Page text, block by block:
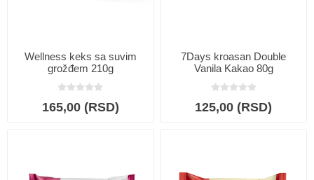
Wellness keks sa suvim
grožđem 210g
165,00 (RSD)
7Days kroasan Double
Vanila Kakao 80g
125,00 (RSD)